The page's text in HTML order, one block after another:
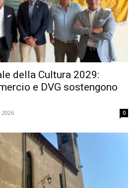
della Cultura 2029:
e DVG sostengono
2026 0